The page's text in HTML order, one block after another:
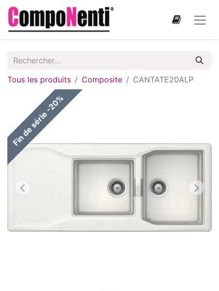
Tous les produits Composite CANTATE20ALP
Fin de série -20%